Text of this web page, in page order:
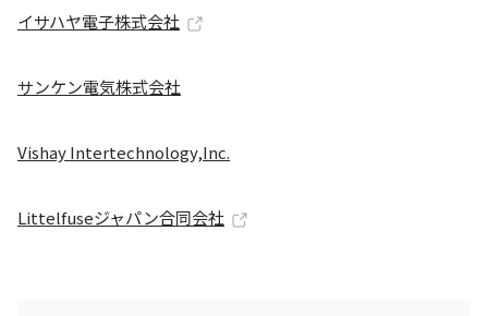
イサハヤ電子株式会社
サンケン電気株式会社
Vishay Intertechnology,Inc.
Littelfuseジャパン合同会社